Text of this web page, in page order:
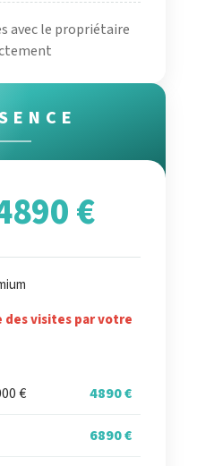
avec le propriétaire
€
des visites par votre
€ 4890 €
6890 €